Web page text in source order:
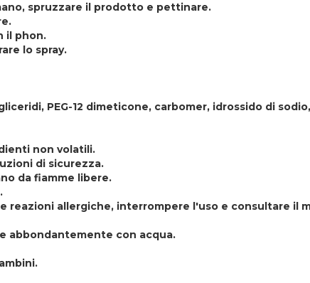
spruzzare il prodotto e pettinare.
il phon.
lo spray.
PEG-12 dimeticone, carbomer, idrossido di
non volatili.
di sicurezza.
da fiamme libere.
reazioni allergiche, interrompere l'uso e consultare il
abbondantemente con acqua.